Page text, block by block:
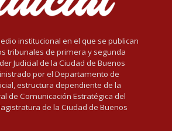
institucional en el que se publican
tribunales de primera y segunda
Judicial de la Ciudad de Buenos
por el Departamento de
estructura dependiente de la
de Comunicación Estratégica del
de la Ciudad de Buenos